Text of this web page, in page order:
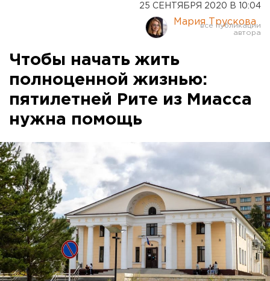
25 СЕНТЯБРЯ 2020 В 10:04
Мария Трускова
Чтобы начать жить
полноценной жизнью:
пятилетней Рите из Миасса
нужна помощь